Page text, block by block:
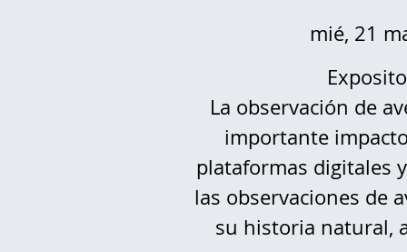
mié, 21
La observación de
importante
plataformas digitales
las observaciones de
su historia natural,